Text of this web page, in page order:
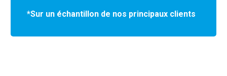
*Sur un échantillon de nos principaux clients